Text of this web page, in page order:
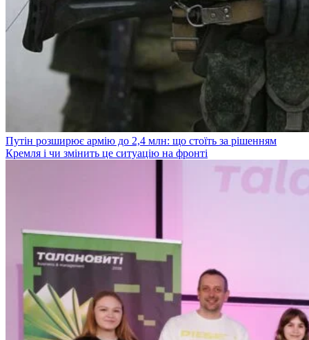
Путін розширює армію до 2,4 млн: що стоїть за рішенням
Кремля і чи змінить це ситуацію на фронті